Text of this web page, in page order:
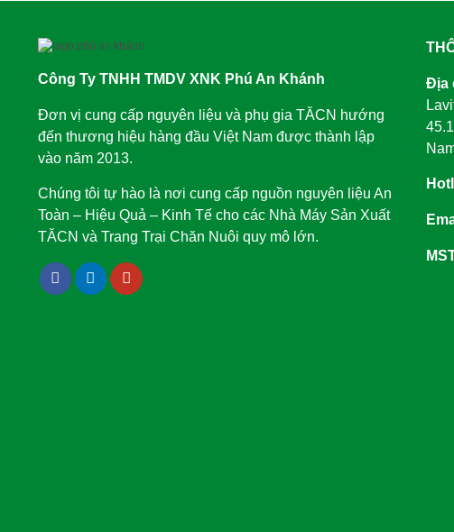
Công Ty TNHH TMDV XNK Phú An Khánh
Đơn vị cung cấp nguyên liệu và phụ gia TĂCN hướng
đến thương hiệu hàng đầu Việt Nam được thành lập
vào năm 2013.
Chúng tôi tự hào là nơi cung cấp nguồn nguyên liệu An
Toàn – Hiệu Quả – Kinh Tế cho các Nhà Máy Sản Xuất
TĂCN và Trang Trại Chăn Nuôi quy mô lớn.
Địa